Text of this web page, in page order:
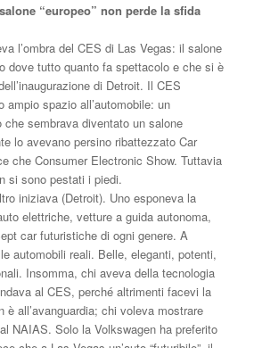
“europeo” non perde la sfida
l’ombra del CES di Las Vegas: il salone
dove tutto quanto fa spettacolo e che si è
di Detroit. Il CES
ampio spazio all’automobile: un
che sembrava diventato un salone
lo avevano persino ribattezzato Car
che Consumer Electronic Show. Tuttavia
si sono pestati i piedi.
iniziava (Detroit). Uno esponeva la
elettriche, vetture a guida autonoma,
car futuristiche di ogni genere. A
automobili reali. Belle, eleganti, potenti,
Insomma, chi aveva della tecnologia
al CES, perché altrimenti facevi la
è all’avanguardia; chi voleva mostrare
NAIAS. Solo la Volkswagen ha preferito